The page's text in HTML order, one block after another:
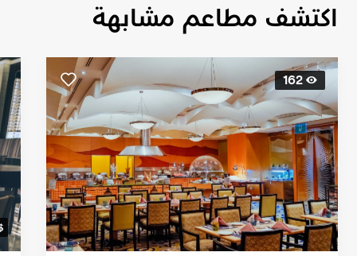
اكتشف مطاعم مشابهة
162